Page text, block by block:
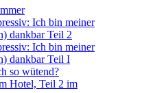
Ich bin meiner
dankbar Teil 2
Ich bin meiner
dankbar Teil I
so wütend?
Hotel, Teil 2 im